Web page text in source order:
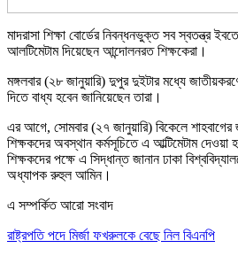
মাদরাসা শিক্ষা বোর্ডের নিবন্ধনভুক্ত সব স্বতন্ত্র
আলটিমেটাম দিয়েছেন আন্দোলনরত শিক্ষকেরা।
মঙ্গলবার (২৮ জানুয়ারি) দুপুর দুইটার মধ্যে
দিতে বাধ্য হবেন জানিয়েছেন তারা।
এর আগে, সোমবার (২৭ জানুয়ারি) বিকেলে
শিক্ষকদের অবস্থান কর্মসূচিতে এ আল্টিমেটাম দেওয়া
শিক্ষকদের পক্ষে এ সিদ্ধান্ত জানান ঢাকা
অধ্যাপক রুহুল আমিন।
এ সম্পর্কিত আরো সংবাদ
রাষ্ট্রপতি পদে মির্জা ফখরুলকে বেছে নিল বিএনপি